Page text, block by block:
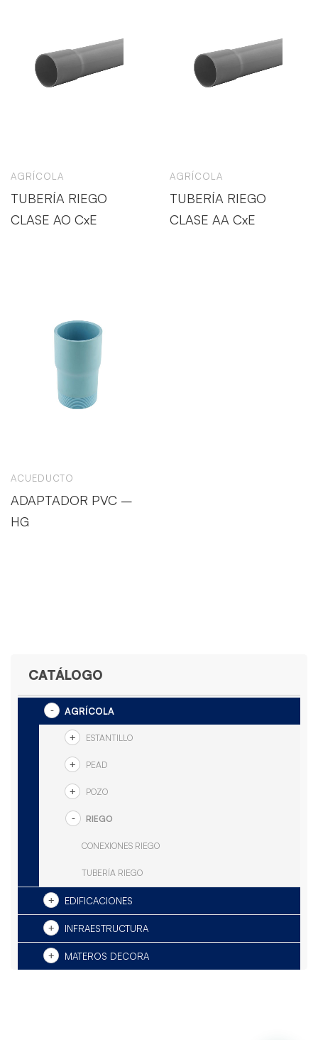
CATÁLOGO
AGRÍCOLA
ESTANTILLO
PEAD
POZO
RIEGO
CONEXIONES RIEGO
TUBERÍA RIEGO
EDIFICACIONES
INFRAESTRUCTURA
MATEROS DECORA
AGRÍCOLA
TUBERÍA RIEGO
CLASE AO CxE
AGRÍCOLA
TUBERÍA RIEGO
CLASE AA CxE
ACUEDUCTO
ADAPTADOR PVC –
HG